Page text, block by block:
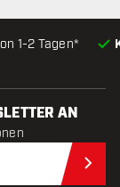
1-2 Tagen*
AN